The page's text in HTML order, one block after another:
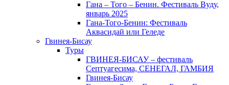
Гана – Того – Бенин. Фестиваль Вуду,
январь 2025
Гана-Того-Бенин: Фестиваль
Аквасидай или Геледе
Гвинея-Бисау
Туры
ГВИНЕЯ-БИСАУ – фестиваль
Септуагесима, СЕНЕГАЛ, ГАМБИЯ
Гвинея-Бисау